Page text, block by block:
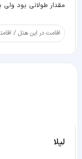
مقدار طولانی بود
اقامت در این هتل /
لیلا